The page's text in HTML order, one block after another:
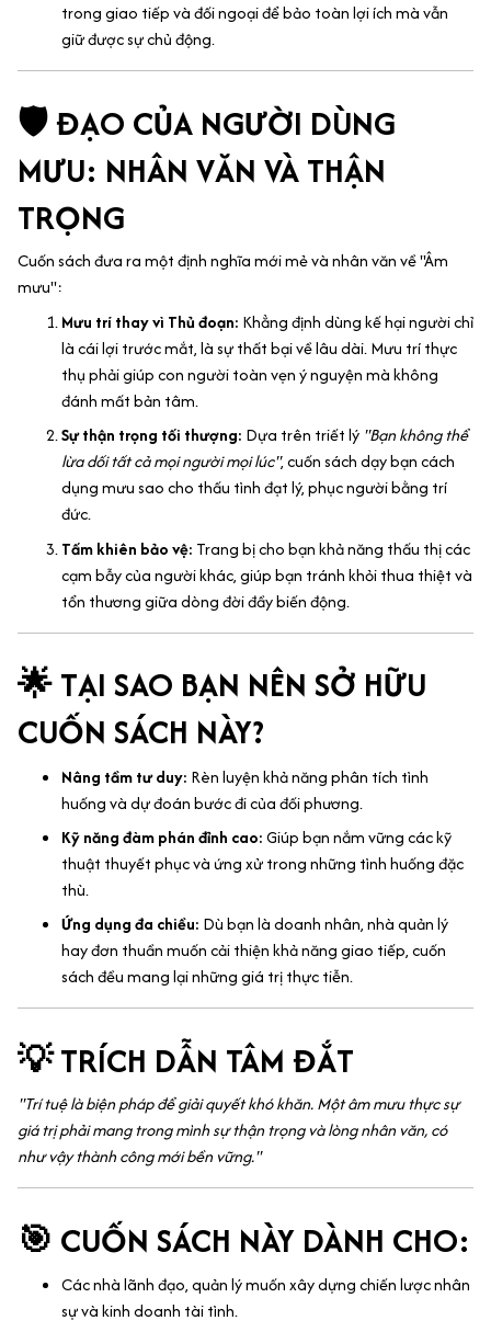
trong giao tiếp và đối ngoại để bảo toàn lợi ích mà vẫn
giữ được sự chủ động.
🛡️ ĐẠO CỦA NGƯỜI DÙNG
MƯU: NHÂN VĂN VÀ THẬN
TRỌNG
Cuốn sách đưa ra một định nghĩa mới mẻ và nhân văn về "Âm
mưu":
Mưu trí thay vì Thủ đoạn: Khẳng định dùng kế hại người chỉ
là cái lợi trước mắt, là sự thất bại về lâu dài. Mưu trí thực
thụ phải giúp con người toàn vẹn ý nguyện mà không
đánh mất bản tâm.
Sự thận trọng tối thượng: Dựa trên triết lý "Bạn không thể
lừa dối tất cả mọi người mọi lúc", cuốn sách dạy bạn cách
dụng mưu sao cho thấu tình đạt lý, phục người bằng trí
đức.
Tấm khiên bảo vệ: Trang bị cho bạn khả năng thấu thị các
cạm bẫy của người khác, giúp bạn tránh khỏi thua thiệt và
tổn thương giữa dòng đời đầy biến động.
🌟 TẠI SAO BẠN NÊN SỞ HỮU
CUỐN SÁCH NÀY?
Nâng tầm tư duy: Rèn luyện khả năng phân tích tình
huống và dự đoán bước đi của đối phương.
Kỹ năng đàm phán đỉnh cao:Giúp bạn nắm vững các kỹ
thuật thuyết phục và ứng xử trong những tình huống đặc
thù.
Ứng dụng đa chiều: Dù bạn là doanh nhân, nhà quản lý
hay đơn thuần muốn cải thiện khả năng giao tiếp, cuốn
sách đều mang lại những giá trị thực tiễn.
💡 TRÍCH DẪN TÂM ĐẮT
"Trí tuệ là biện pháp để giải quyết khó khăn. Một âm mưu thực sự
giá trị phải mang trong mình sự thận trọng và lòng nhân văn, có
như vậy thành công mới bền vững."
🎯 CUỐN SÁCH NÀY DÀNH CHO:
Các nhà lãnh đạo, quản lý muốn xây dựng chiến lược nhân
sự và kinh doanh tài tình.